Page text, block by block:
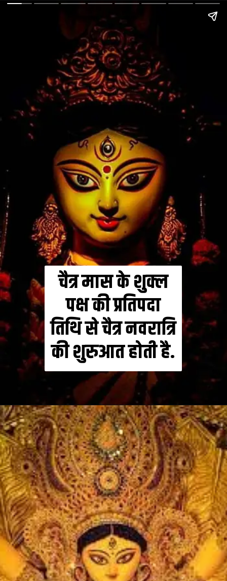
चैत्र मास के शुक्ल
पक्ष की प्रतिपदा
तिथि से चैत्र नवरात्रि
की शुरुआत होती है.